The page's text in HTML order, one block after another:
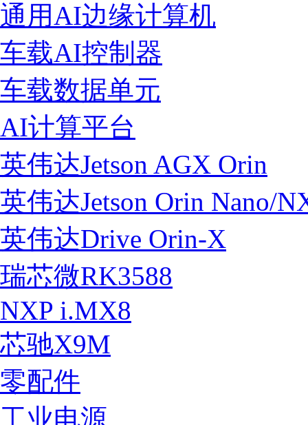
通用AI边缘计算机
车载AI控制器
车载数据单元
AI计算平台
英伟达Jetson AGX Orin
英伟达Jetson Orin Nano/
英伟达Drive Orin-X
瑞芯微RK3588
NXP i.MX8
芯驰X9M
零配件
工业电源